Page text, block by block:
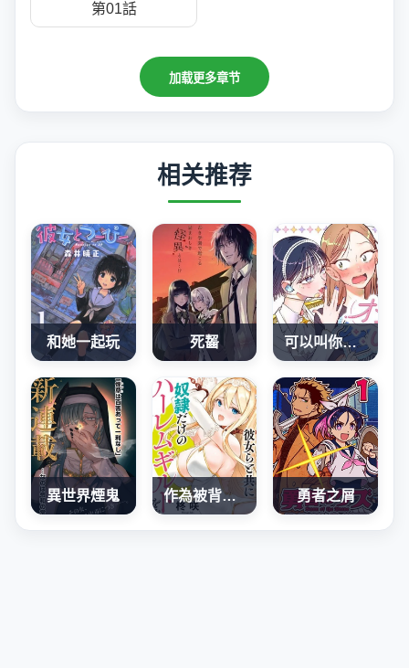
第01話
加载更多章节
相关推荐
和她一起玩 死齧 可以叫你歐尼(姐姐)嗎？
異世界煙鬼 作為被背叛了的S級冒險者的我、決定成立一個只有我所愛的奴隸女孩子們的後宮公會 勇者之屑